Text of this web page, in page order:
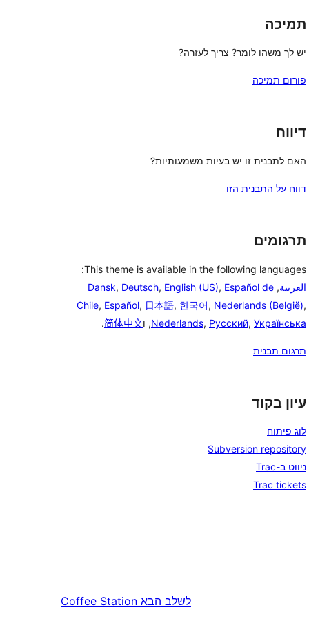
תמיכה
יש לך משהו לומר? צריך לעזרה?
פורום תמיכה
דיווח
האם לתבנית זו יש בעיות משמעותיות?
דווח על התבנית הזו
תרגומים
This theme is available in the following languages:
العربية,
Dansk, Deutsch, English (US), Español de
Chile, Español, 日本語, 한국어, Nederlands (België),
Nederlands, Русский, Українська , ו简体中文
.
תרגום תבנית
עיון בקוד
לוג פיתוח
Subversion repository
ניווט ב-Trac
Trac tickets
לשלב הבא Coffee Station